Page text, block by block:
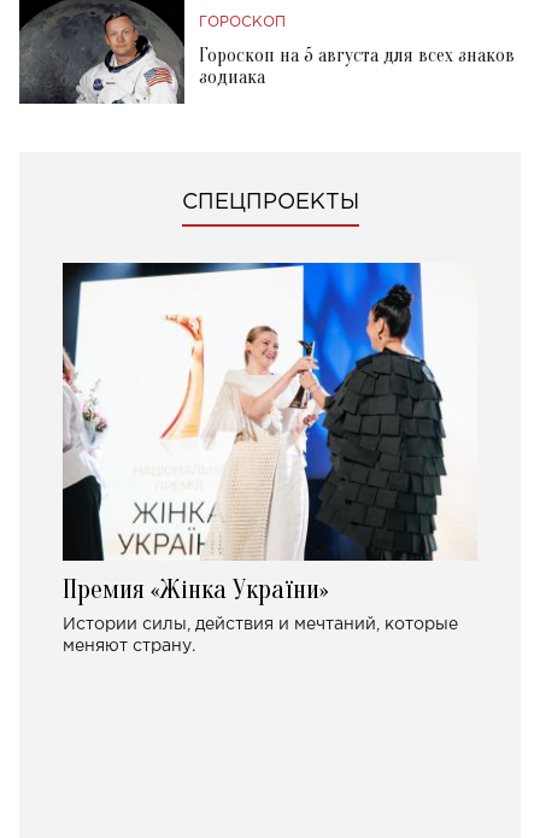
ГОРОСКОП
Гороскоп на 5 августа для всех знаков
зодиака
СПЕЦПРОЕКТЫ
Премия «Жінка України»
Истории силы, действия и мечтаний, которые
меняют страну.